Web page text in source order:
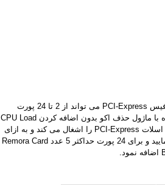
کارت تلفنی سنگوما مدل A200DE با اینترفیس PCI-Express می تواند از 2 تا 24 پورت
FXO و یا FXS را بدون مشکل اکو و همراه با ماژول حذف اکو بدون اضافه کردن CPU Load
برای شما فراهم نماید . A200DE فقط یک اسلات PCI-Express را اشغال می کند و به ازای
هر 4 پورت باید یک Remora Card اضافه نمایید و برای 24 پورت حداکثر 5 عدد Remora Card